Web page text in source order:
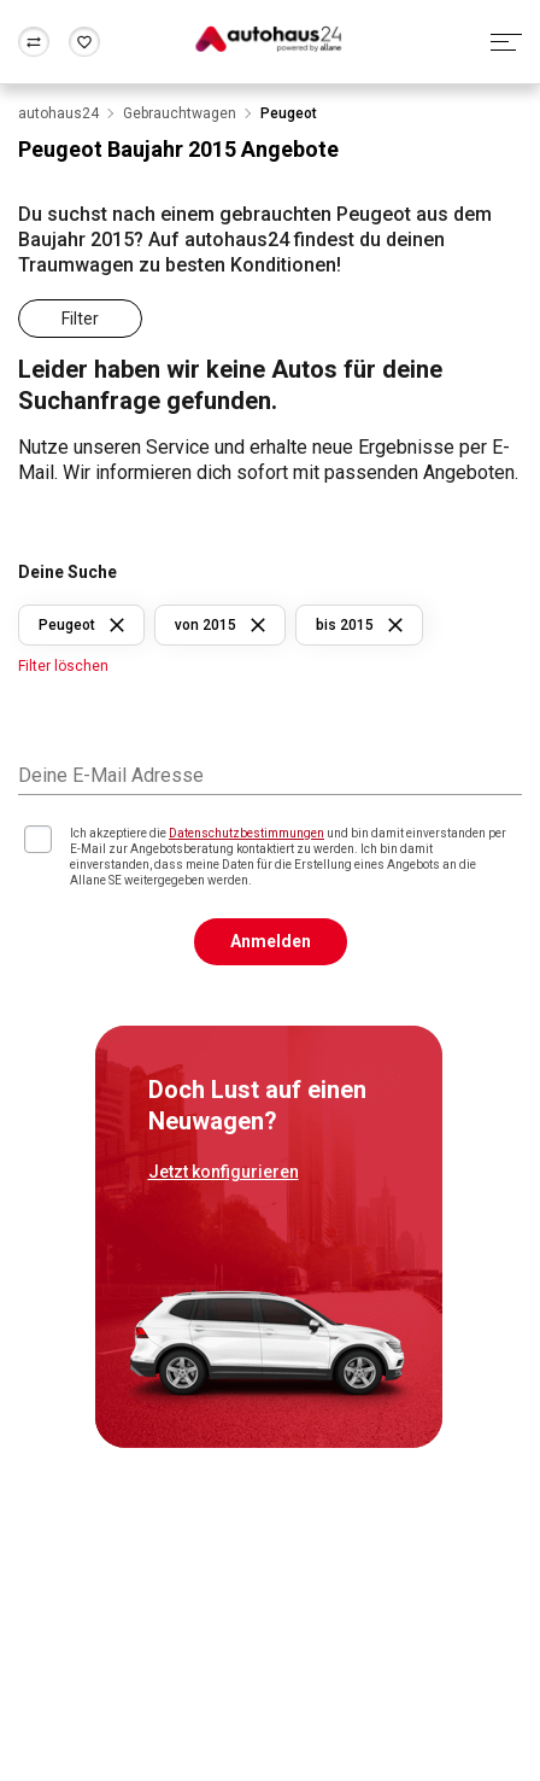
Wir bewerten dein Auto
Alle Fragen & Antworten
Rund um die Inzahlungnahme
Frankfurt Wuppertal
autohaus24 Gebrauchtwagen Peugeot
Peugeot Baujahr 2015 Angebote
Du suchst nach einem gebrauchten Peugeot aus dem
Baujahr 2015? Auf autohaus24 findest du deinen
Traumwagen zu besten Konditionen!
Filter
Leider haben wir keine Autos für deine
Suchanfrage gefunden.
Nutze unseren Service und erhalte neue Ergebnisse per E-
Mail. Wir informieren dich sofort mit passenden Angeboten.
Deine Suche
Peugeot von 2015 bis 2015
Filter löschen
Deine E-Mail Adresse
Ich akzeptiere die Datenschutzbestimmungen und bin damit einverstanden per
E-Mail zur Angebotsberatung kontaktiert zu werden. Ich bin damit
einverstanden, dass meine Daten für die Erstellung eines Angebots an die
Allane SE weitergegeben werden.
Anmelden
Doch Lust auf einen
Neuwagen?
Jetzt konfigurieren